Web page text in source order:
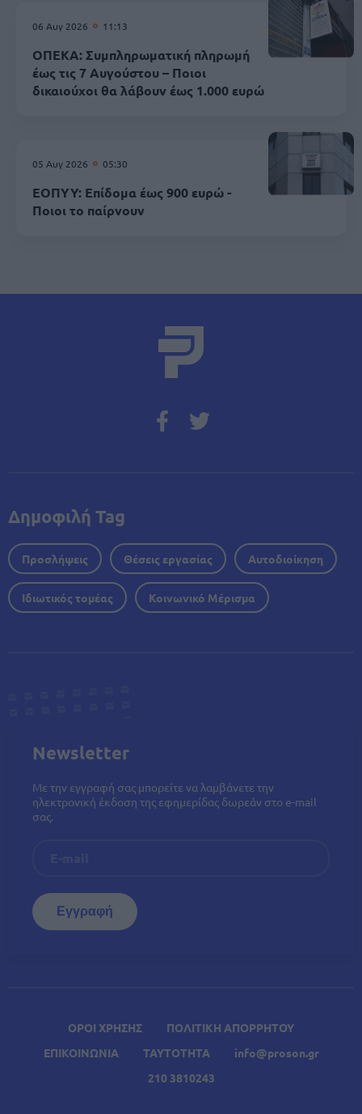
06 Αυγ 2026 11:13
ΟΠΕΚΑ: Συμπληρωματική πληρωμή
έως τις 7 Αυγούστου – Ποιοι
δικαιούχοι θα λάβουν έως 1.000 ευρώ
05 Αυγ 2026 05:30
ΕΟΠΥΥ: Επίδομα έως 900 ευρώ -
Ποιοι το παίρνουν
ΟΡΟΙ ΧΡΗΣΗΣ
ΠΟΛΙΤΙΚΗ ΑΠΟΡΡΗΤΟΥ
ΕΠΙΚΟΙΝΩΝΙΑ
ΤΑΥΤΟΤΗΤΑ
info@proson.gr
210 3810243
Δημοφιλή Tag
Προσλήψεις Θέσεις εργασίας Αυτοδιοίκηση
Ιδιωτικός τομέας Κοινωνικό Μέρισμα
Newsletter
Με την εγγραφή σας μπορείτε να λαμβάνετε την
ηλεκτρονική έκδοση της εφημερίδας δωρεάν στο e-mail
σας.